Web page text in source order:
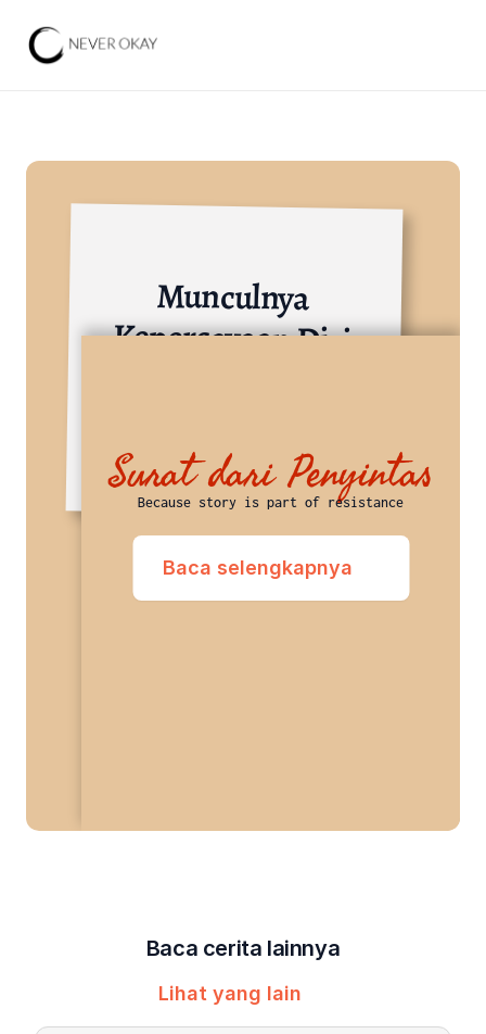
Munculnya
Kepercayaan Diri
Surat dari Penyintas
Because story is part of resistance
Baca selengkapnya
Baca cerita lainnya
Lihat yang lain